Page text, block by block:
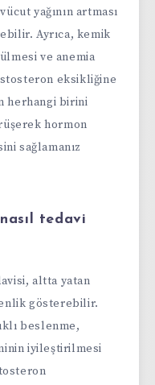
yağının artması
Ayrıca, kemik
ve anemia
eksikliğine
herhangi birini
hormon
sağlamanız
tedavi
altta yatan
gösterebilir.
beslenme,
iyileştirilmesi